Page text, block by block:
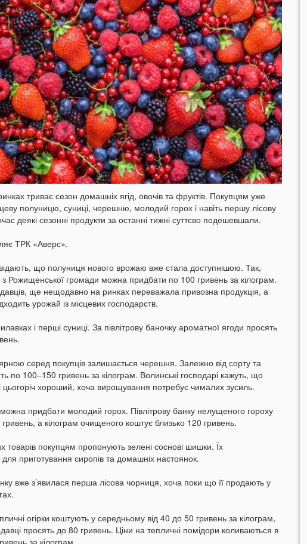
триває сезон домашніх ягід, овочів та фруктів. Покупцям уже
полуницю, суниці, черешню, молодий горох і навіть першу лісову
деякі сезонні продукти за останні тижні суттєво подешевшали.
ТРК «Аверс».
що полуниця нового врожаю вже стала доступнішою. Так,
Рожищенської громади можна придбати по 100 гривень за кілограм.
ще нещодавно на ринках переважала привозна продукція, а
урожай із місцевих господарств.
і перші суниці. За півлітрову баночку ароматної ягоди просять
серед покупців залишається черешня. Залежно від сорту та
по 100–150 гривень за кілограм. Волинські господарі кажуть, що
хороший, хоча вирощування потребує чималих зусиль.
придбати молодий горох. Півлітрову банку нелущеного гороху
а кілограм очищеного коштує близько 120 гривень.
товарів покупцям пропонують зелені соснові шишки. Їх
приготування сиропів та домашніх настоянок.
вже з’явилася перша лісова чорниця, хоча поки що її продають у
огірки коштують у середньому від 40 до 50 гривень за кілограм,
просять до 80 гривень. Ціни на тепличні помідори коливаються в